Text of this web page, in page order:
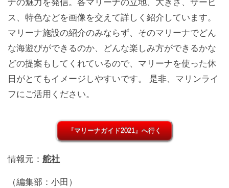
ナの魅力を発信。各マリーナの立地、大きさ、サービ
ス、特色などを画像を交えて詳しく紹介しています。
マリーナ施設の紹介のみならず、そのマリーナでどん
な海遊びができるのか、どんな楽しみ方ができるかな
どの提案もしてくれているので、マリーナを使った休
日がとてもイメージしやすいです。 是非、マリンライ
フにご活用ください。
『マリーナガイド2021』へ行く
情報元： 舵社
（編集部：小田）